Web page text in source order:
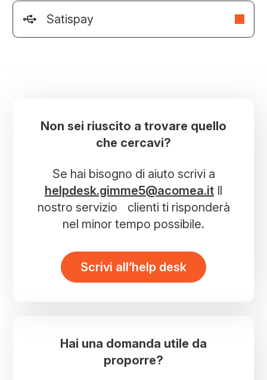
Satispay
Non sei riuscito a trovare quello
che cercavi?
Se hai bisogno di aiuto scrivi a
helpdesk.gimme5@acomea.it Il
nostro servizio clienti ti risponderà
nel minor tempo possibile.
Scrivi all’help desk
Hai una domanda utile da
proporre?